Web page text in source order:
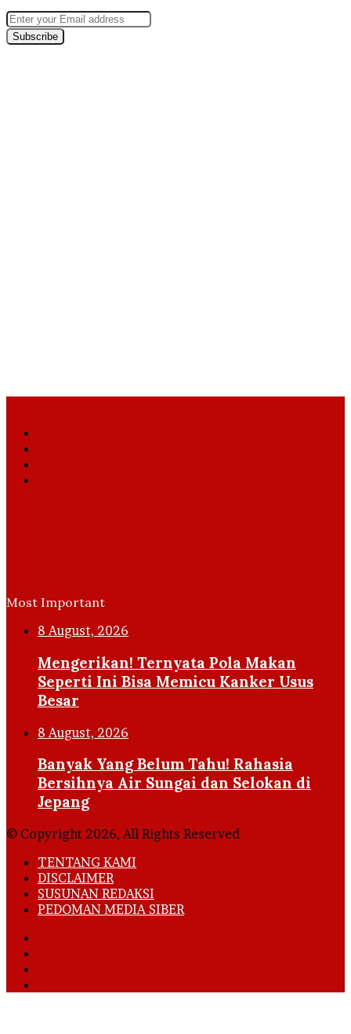
Enter
your
Email
Most Important
8 August, 2026
Mengerikan! Ternyata Pola Makan
Seperti Ini Bisa Memicu Kanker Usus
Besar
8 August, 2026
Banyak Yang Belum Tahu! Rahasia
Bersihnya Air Sungai dan Selokan di
Jepang
© Copyright 2026, All Rights Reserved
TENTANG KAMI
DISCLAIMER
SUSUNAN REDAKSI
PEDOMAN MEDIA SIBER